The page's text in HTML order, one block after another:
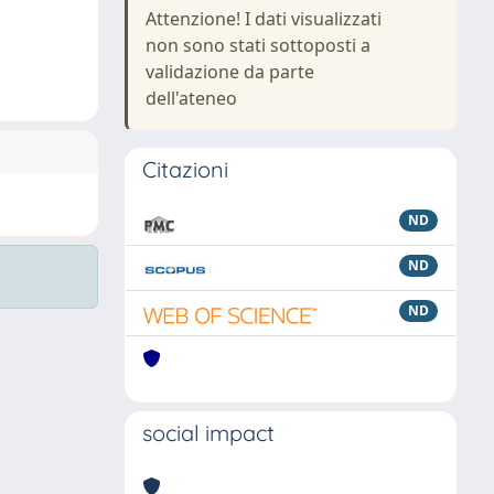
Attenzione! I dati visualizzati
non sono stati sottoposti a
validazione da parte
dell'ateneo
Citazioni
ND
ND
ND
social impact